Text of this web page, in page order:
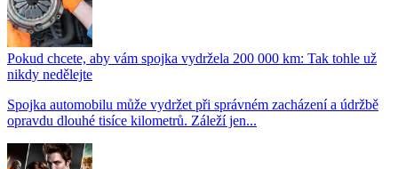
Pokud chcete, aby vám spojka vydržela 200 000 km: Tak tohle už
nikdy nedělejte
Spojka automobilu může vydržet při správném zacházení a údržbě
opravdu dlouhé tisíce kilometrů. Záleží jen...